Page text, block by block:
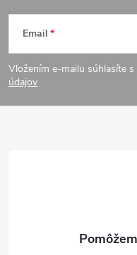
Z
á
p
Email
Vložením e-mailu súhlasíte s
údajov